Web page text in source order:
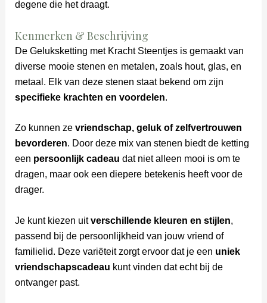
degene die het draagt.
Kenmerken & Beschrijving
De Geluksketting met Kracht Steentjes is gemaakt van
diverse mooie stenen en metalen, zoals hout, glas, en
metaal. Elk van deze stenen staat bekend om zijn
specifieke krachten en voordelen.
Zo kunnen ze vriendschap, geluk of zelfvertrouwen
bevorderen. Door deze mix van stenen biedt de ketting
een persoonlijk cadeau dat niet alleen mooi is om te
dragen, maar ook een diepere betekenis heeft voor de
drager.
Je kunt kiezen uitverschillende kleuren en stijlen,
passend bij de persoonlijkheid van jouw vriend of
familielid. Deze variëteit zorgt ervoor dat je een uniek
vriendschapscadeau kunt vinden dat echt bij de
ontvanger past.